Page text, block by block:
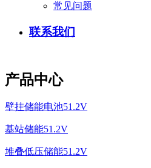
常见问题
联系我们
产品中心
壁挂储能电池51.2V
基站储能51.2V
堆叠低压储能51.2V